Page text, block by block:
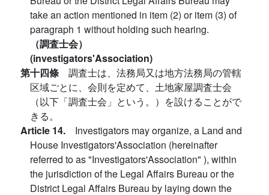
take an action mentioned in item (2) or item (3) of
paragraph 1 without holding such hearing.
（調査士会）
(investigators'Association)
第十四條 調査士は、法務局又は地方法務局の管轄
区域ごとに、会則を定めて、土地家屋調査士会
（以下「調査士会」という。）を設けることがで
きる。
Article 14. Investigators may organize, a Land and
House Investigators'Association (hereinafter
referred to as "Investigators'Association" ), within
the jurisdiction of the Legal Affairs Bureau or the
District Legal Affairs Bureau by laying down the